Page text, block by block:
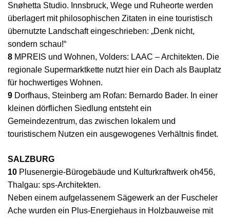
Snøhetta Studio. Innsbruck, Wege und Ruheorte werden
überlagert mit philosophischen Zitaten in eine touristisch
übernutzte Landschaft eingeschrieben: „Denk nicht,
sondern schau!“
8 MPREIS und Wohnen, Volders: LAAC – Architekten. Die
regionale Supermarktkette nutzt hier ein Dach als Bauplatz
für hochwertiges Wohnen.
9 Dorfhaus, Steinberg am Rofan: Bernardo Bader. In einer
kleinen dörflichen Siedlung entsteht ein
Gemeindezentrum, das zwischen lokalem und
touristischem Nutzen ein ausgewogenes Verhältnis findet.
SALZBURG
10 Plusenergie-Bürogebäude und Kulturkraftwerk oh456,
Thalgau: sps-Architekten.
Neben einem aufgelassenem Sägewerk an der Fuscheler
Ache wurden ein Plus-Energiehaus in Holzbauweise mit